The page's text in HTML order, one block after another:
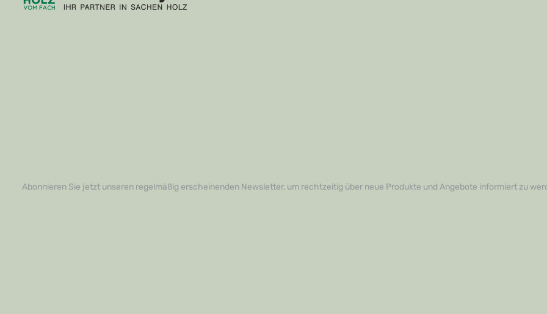
Abonnieren Sie jetzt unseren regelmäßig erscheinenden Newsletter, um rechtzeitig über neue Produkte und Angebote informiert zu